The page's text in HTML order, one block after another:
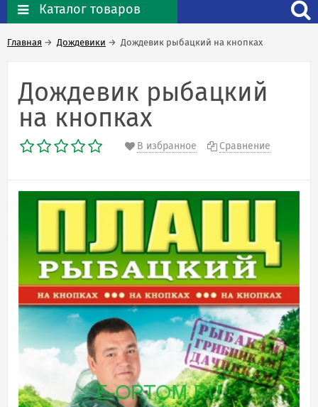
Каталог товаров
Главная → Дождевики → Дождевик рыбацкий на кнопках
Дождевик рыбацкий
на кнопках
В избранное Сравнение